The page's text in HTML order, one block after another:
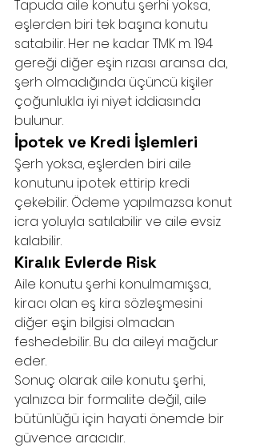
Tapuda aile konutu şerhi yoksa,
eşlerden biri tek başına konutu
satabilir. Her ne kadar TMK m. 194
gereği diğer eşin rızası aransa da,
şerh olmadığında üçüncü kişiler
çoğunlukla iyi niyet iddiasında
bulunur.
İpotek ve Kredi İşlemleri
Şerh yoksa, eşlerden biri aile
konutunu ipotek ettirip kredi
çekebilir. Ödeme yapılmazsa konut
icra yoluyla satılabilir ve aile evsiz
kalabilir.
Kiralık Evlerde Risk
Aile konutu şerhi konulmamışsa,
kiracı olan eş kira sözleşmesini
diğer eşin bilgisi olmadan
feshedebilir. Bu da aileyi mağdur
eder.
Sonuç olarak aile konutu şerhi,
yalnızca bir formalite değil, aile
bütünlüğü için hayati önemde bir
güvence aracıdır.